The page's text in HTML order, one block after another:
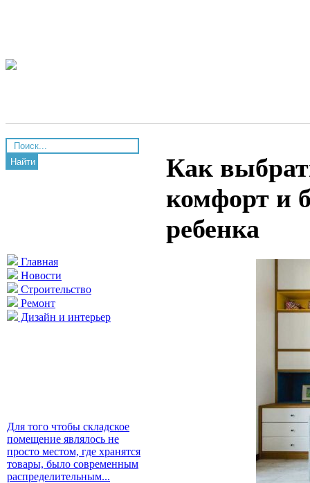
Найти
Главная
Новости
Строительство
Ремонт
Дизайн и интерьер
Для того чтобы складское
помещение являлось не
просто местом, где хранятся
товары, было современным
распределительным...
Как
комфорт и
ребенка